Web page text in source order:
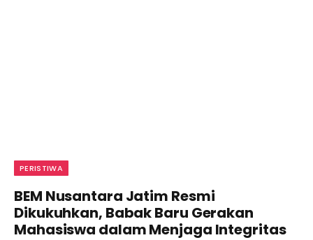
PERISTIWA
BEM Nusantara Jatim Resmi
Dikukuhkan, Babak Baru Gerakan
Mahasiswa dalam Menjaga Integritas